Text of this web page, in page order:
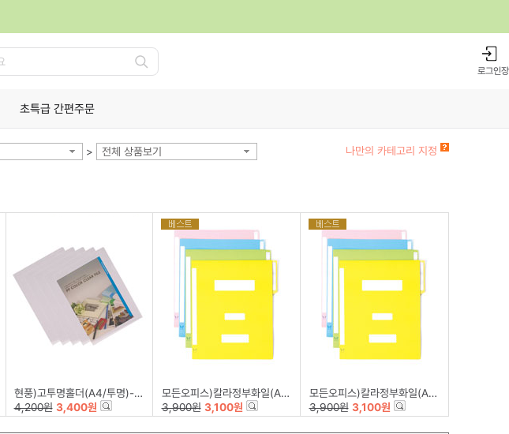
검
로그인
초특급 간편주문
> 전체 상품보기 나만의 카테고리 지정
현풍)고투명홀더(A4/투명)-팩(10개입)
4,200원 3,400원
모든오피스)칼라정부화일(A4/하늘)-팩(10개입)
3,900원 3,100원
모든오피스)칼라정부화일(A4/노랑)-팩(10개입)
3,900원 3,100원